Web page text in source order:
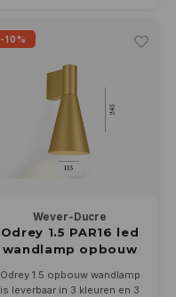
-10%
Wever-Ducre
Odrey 1.5 PAR16 led
wandlamp opbouw
Odrey 1.5 opbouw wandlamp
is leverbaar in 3 kleuren en 3